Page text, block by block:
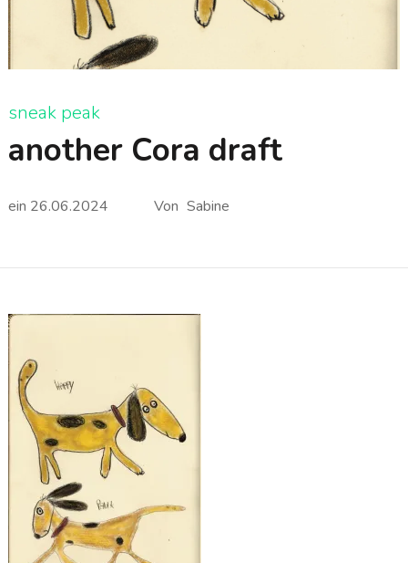
sneak peak
another Cora draft
ein 26.06.2024 Von Sabine